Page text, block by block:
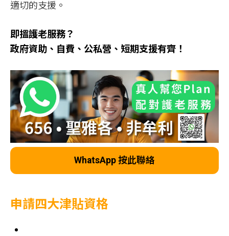
適切的支援。
即搵護老服務？
政府資助、自費、公私營、短期支援有齊！
WhatsApp 按此聯絡
申請四大津貼資格